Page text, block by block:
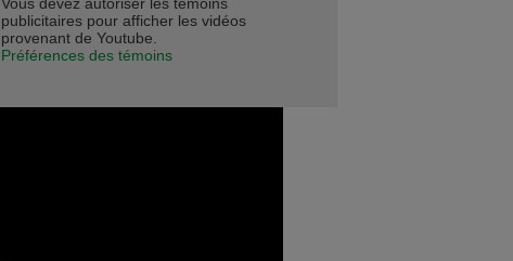
publicitaires pour afficher les vidéos
provenant de Youtube.
Préférences des témoins